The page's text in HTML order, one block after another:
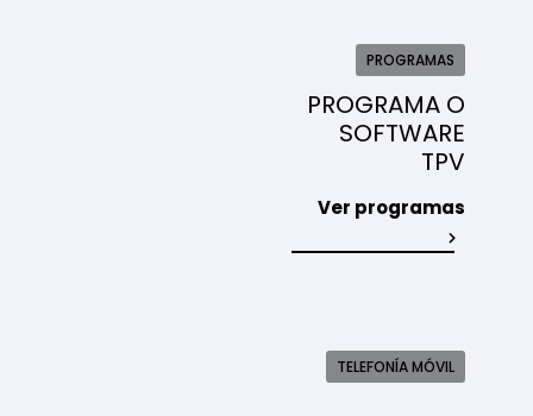
PROGRAMAS
PROGRAMA O
SOFTWARE
TPV
Ver programas
TELEFONÍA MÓVIL